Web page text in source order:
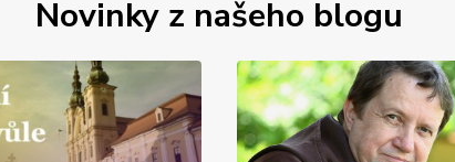
Novinky z našeho blogu